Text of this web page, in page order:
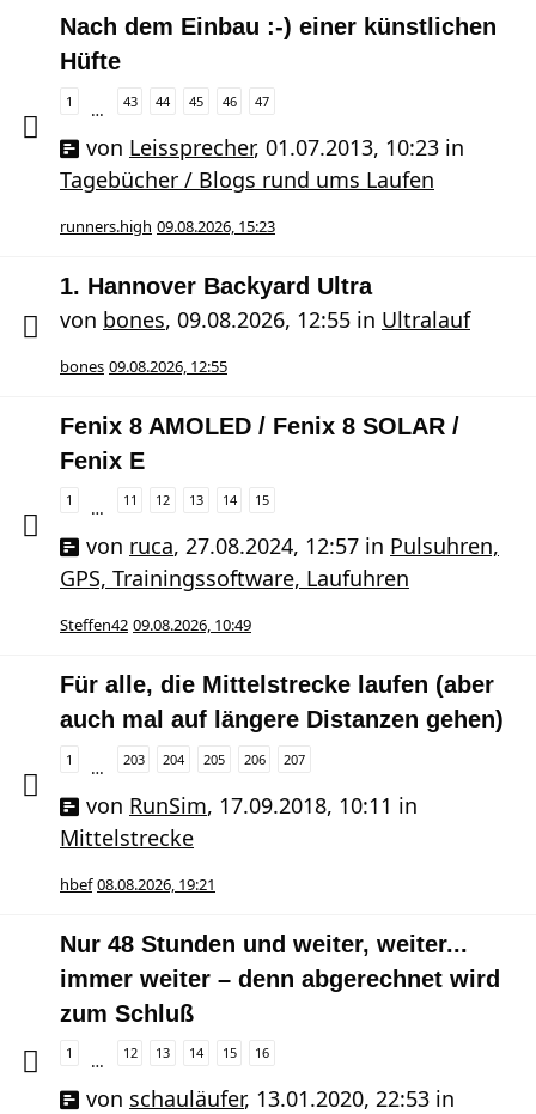
Nach dem Einbau :-) einer künstlichen
Hüfte
1 … 43 44 45 46 47
von Leissprecher, 01.07.2013, 10:23 in
Tagebücher / Blogs rund ums Laufen
runners.high 09.08.2026, 15:23
1. Hannover Backyard Ultra
von bones, 09.08.2026, 12:55 in Ultralauf
bones 09.08.2026, 12:55
Fenix 8 AMOLED / Fenix 8 SOLAR /
Fenix E
1 … 11 12 13 14 15
von ruca, 27.08.2024, 12:57 in Pulsuhren,
GPS, Trainingssoftware, Laufuhren
Steffen42 09.08.2026, 10:49
Für alle, die Mittelstrecke laufen (aber
auch mal auf längere Distanzen gehen)
1 … 203 204 205 206 207
von RunSim, 17.09.2018, 10:11 in
Mittelstrecke
hbef 08.08.2026, 19:21
Nur 48 Stunden und weiter, weiter...
immer weiter – denn abgerechnet wird
zum Schluß
1 … 12 13 14 15 16
von schauläufer, 13.01.2020, 22:53 in